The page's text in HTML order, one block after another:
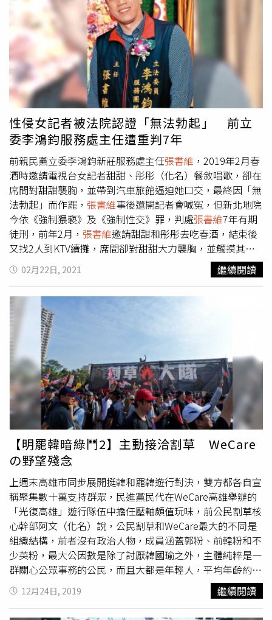
於社群媒體放話耗用社會資源。
人絕無介入張書維女士與傅一新先生的婚姻，本著廣結善緣
與傅一新先生認識，兩人因小孩常玩在一起成為朋友，並無
介入他人家庭之意。2.本人從未跟傅一新先生有單獨約會，
兩人見面都有小孩或其他友人同時在場。3.婚姻關係乃兩人
之間的事，任何問題應由夫妻雙方自行解決，本人也曾飽受
婚姻第三者之苦，絕無可能重蹈覆轍。4.面對
女士無
中生有的指控，要求張小姐公開道歉，勿將無辜第三者扯
入，做為您們雙方夫妻離婚談判的籌碼。若不公開道歉訴諸
法律提告到底。
性侵女記者被法院認證「無法勃起」 前立
委李鴻鈞服務處主任遭重判7年
前親民黨立委李鴻鈞新莊服務處主任張書維 ，2019年2月春
酒時邀請電視台女記者甜甜、彤彤（化名）餐敘唱歌，卻在
席間對甜甜襲胸，並帶到汽車旅館逼迫她口交，最終因「無
法勃起」而作罷， 張書維事後還開記者會喊冤，但新北地院
今依《強制猥褻》及《強制性交》罪，判處張書維7年有期
徒刑，前年2月， 張書維邀請甜甜和彤彤去吃春酒，結束後
又找2人到KTV續攤，席間卻對甜甜大力襲胸，並觸摸其臀
部和大腿，甜甜驚覺不對而出聲制止，並藉機離開案發現
場，張書維於是轉移目標，隔著襯衫撫摸彤彤胸部，彤彤被
嚇得不斷往內縮以示拒絕。彤彤見情況不對，用張書維事先
交付給她的現金買單，並叫計程車將
辦公室，張書維
強答應，並因內急而進入房間小解，卻遭
逼迫口交得逞，最終因「無法勃起」，
人。此事經媒體報導後，張書維竟舉辦記者會喊冤，表示自
己遭「仙人跳」，與彤彤是合意「滾床單」，但新北地院審
理計程車司機、女記者主管和彤彤男友等人證詞，認定彤彤
不可能合意與張書維發生性關係，依強制猥褻及強制性交
罪，判處張書維7年有期徒刑，全案仍可上訴。
02月22日, 2021 繼續閱讀
【明罷韓暗綠鬥2】主動接洽割草 WeCare
の野望殘念
上週末高雄市同步展開挺韓和罷韓遊行對決，雙方都各自宣
稱聚集數十萬支持群眾，民進黨民代在WeCare高雄舉辦的
「光復高雄」遊行隊伍中擔任壓軸頗值玩味，前公民割草核
心幹部阿文（化名）說，公民割草和WeCare最大的不同是
組織結構，前者沒有政治人物，成員涵蓋郭粉、前韓粉和不
少英粉，最大公因數是除了討厭韓國瑜之外，主體純粹是一
群關心公眾事務的公民，而且大都是年輕人，平均年齡約在
三十歲左右；後者WeCare表面上由前高市文化局長尹立領
軍，高雄市前代理市長許立明和前副市長史哲實則隱身其後
12月24日, 2019 繼續閱讀